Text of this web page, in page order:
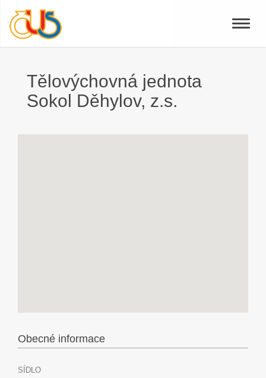
Toggle
Tělovýchovná jednota
Sokol Děhylov, z.s.
Obecné informace
SÍDLO